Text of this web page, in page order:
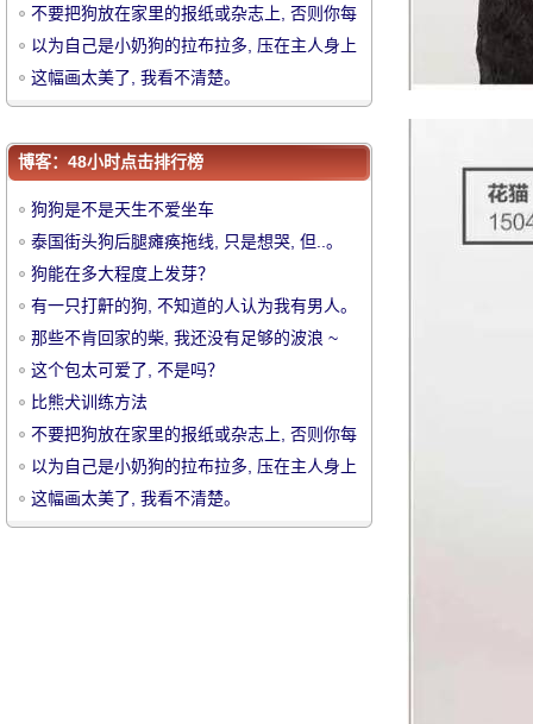
华
宠
不要把狗放在家里的报纸或杂志上, 否则你每
天只能看到一块碎片.....。
以为自己是小奶狗的拉布拉多, 压在主人身上
一个凶猛的动作!
这幅画太美了, 我看不清楚。
不要把狗放在家里的报纸或杂志上, 否则你每
天只能看到一块碎片.....。
以为自己是小奶狗的拉布拉多, 压在主人身上
一个凶猛的动作!
这幅画太美了, 我看不清楚。
博客：48小时点击排行榜
狗狗是不是天生不爱坐车
泰国街头狗后腿瘫痪拖线, 只是想哭, 但..。
狗能在多大程度上发芽？
有一只打鼾的狗, 不知道的人认为我有男人。
那些不肯回家的柴, 我还没有足够的波浪 ~
这个包太可爱了, 不是吗？
比熊犬训练方法
不要把狗放在家里的报纸或杂志上, 否则你每
天只能看到一块碎片.....。
以为自己是小奶狗的拉布拉多, 压在主人身上
一个凶猛的动作!
这幅画太美了, 我看不清楚。